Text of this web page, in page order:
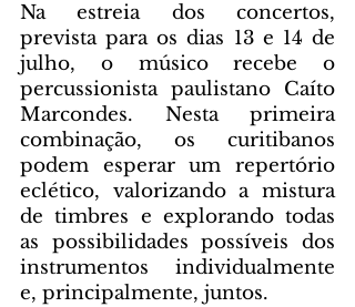
Na estreia dos concertos,
prevista para os dias 13 e 14 de
julho, o músico recebe o
percussionista paulistano Caíto
Marcondes. Nesta primeira
combinação, os curitibanos
podem esperar um repertório
eclético, valorizando a mistura
de timbres e explorando todas
as possibilidades possíveis dos
instrumentos individualmente
e, principalmente, juntos.